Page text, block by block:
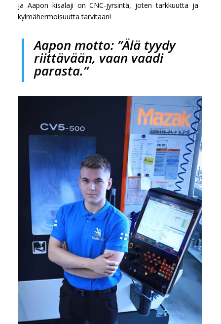
ja Aapon kisalaji on CNC-jyrsintä, joten tarkkuutta ja
kylmähermoisuutta tarvitaan!
Aapon motto: ”Älä tyydy
riittävään, vaan vaadi
parasta.”